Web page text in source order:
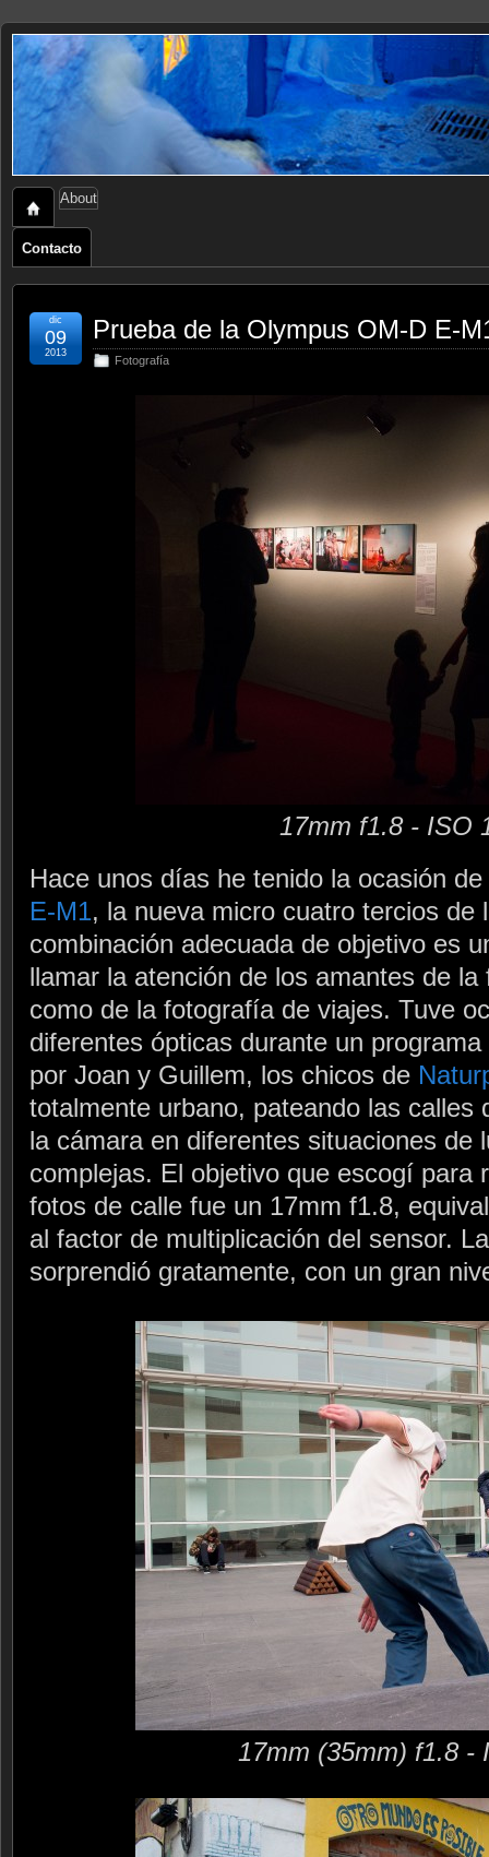
About
Contacto
Prueba de la Olympus OM-D E-
Fotografía
dic
09
2013
17mm f1.8 - ISO
Hace unos días he tenido la ocasión
E-M1, la nueva micro cuatro tercios de
combinación adecuada de objetivo es
llamar la atención de los amantes de
como de la fotografía de viajes. Tuve
diferentes ópticas durante un
por Joan y Guillem, los chicos de
totalmente urbano, pateando las calles
la cámara en diferentes situaciones de
complejas. El objetivo que escogí para
fotos de calle fue un 17mm f1.8,
al factor de multiplicación del sensor.
sorprendió gratamente, con un gran
17mm (35mm) f1.8 -